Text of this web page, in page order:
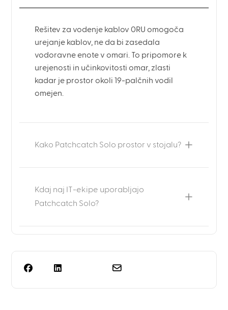
Rešitev za vodenje kablov 0RU omogoča
urejanje kablov, ne da bi zasedala
vodoravne enote v omari. To pripomore k
urejenosti in učinkovitosti omar, zlasti
kadar je prostor okoli 19-palčnih vodil
omejen.
Kako Patchcatch Solo prostor v stojalu?
Kdaj naj IT-ekipe uporabljajo
Patchcatch Solo?